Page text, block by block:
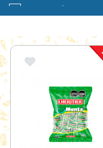
PICO DULCE
PITO PITO